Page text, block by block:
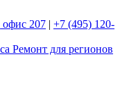
офис 207 | +7 (495) 120-
Ремонт для регионов